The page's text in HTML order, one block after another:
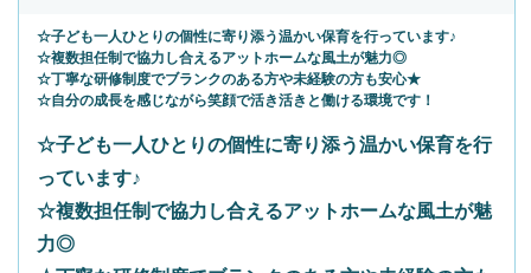
☆子ども一人ひとりの個性に寄り添う温かい保育を行っています♪
☆複数担任制で協力し合えるアットホームな風土が魅力◎
☆丁寧な研修制度でブランクのある方や未経験の方も安心★
☆自分の成長を感じながら笑顔で活き活きと働ける環境です！
☆子ども一人ひとりの個性に寄り添う温かい保育を行
っています♪
☆複数担任制で協力し合えるアットホームな風土が魅
力◎